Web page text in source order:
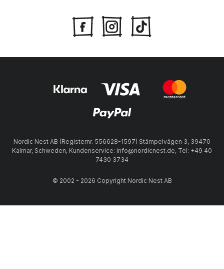
Nordic Nest AB (Registernr. 556628-1597) Stämpelvägen 3, 39470
Kalmar, Schweden, Kundenservice: info@nordicnest.de, Tel: +49 40
7430 3734
© 2002 - 2026 Copyright Nordic Nest AB